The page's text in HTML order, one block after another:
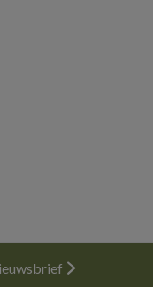
Abonneren